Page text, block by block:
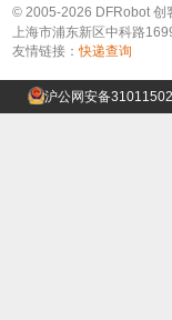
© 2005-2026 DFRobot 创
上海市浦东新区中科路
友情链接：快递查询
沪公网安备